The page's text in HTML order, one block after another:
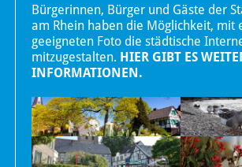
Bürgerinnen, Bürger und Gäste der
am Rhein haben die Möglichkeit, mit
geeigneten Foto die städtische
mitzugestalten. HIER GIBT ES
INFORMATIONEN.